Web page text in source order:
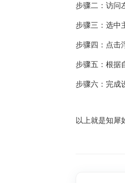
步骤二：访问
步骤三：选中
步骤四：点击
步骤五：根据
步骤六：完成
以上就是知犀